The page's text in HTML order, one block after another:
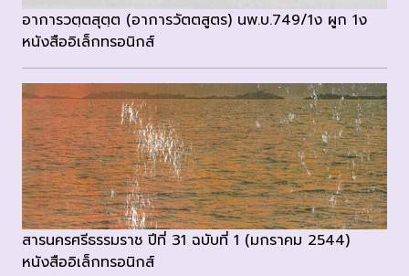
อาการวตฺตสุตฺต (อาการวัตตสูตร) นพ.บ.749/1ง ผูก 1ง
หนังสืออิเล็กทรอนิกส์
สารนครศรีธรรมราช ปีที่ 31 ฉบับที่ 1 (มกราคม 2544)
หนังสืออิเล็กทรอนิกส์